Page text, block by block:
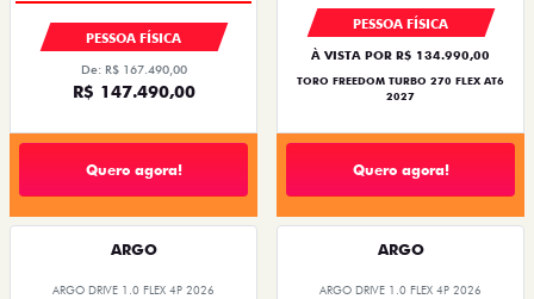
PESSOA FÍSICA
De: R$ 167.490,00
R$ 147.490,00
Quero agora!
PESSOA FÍSICA
À VISTA POR R$ 134.990,00
TORO FREEDOM TURBO 270 FLEX AT6
2027
Quero agora!
ARGO
ARGO DRIVE 1.0 FLEX 4P 2026
ARGO
ARGO DRIVE 1.0 FLEX 4P 2026